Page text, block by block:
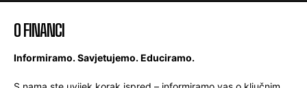
O FINANCI
Informiramo. Savjetujemo. Educiramo.